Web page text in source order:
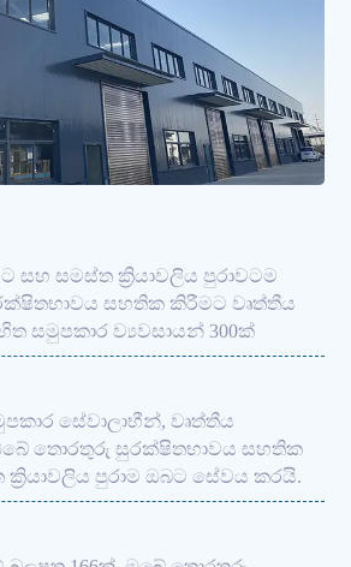
සහ සමස්ත ක්‍රියාවලිය පුරාවටම
සහතික කිරීමට වෘත්තීය
සමුපකාර ව්‍යවසායන් 300ක්
සේවාලාභීන්, වෘත්තීය
තොරතුරු සුරක්ෂිතභාවය සහතික
පුරාම ඔබට සේවය කරයි.